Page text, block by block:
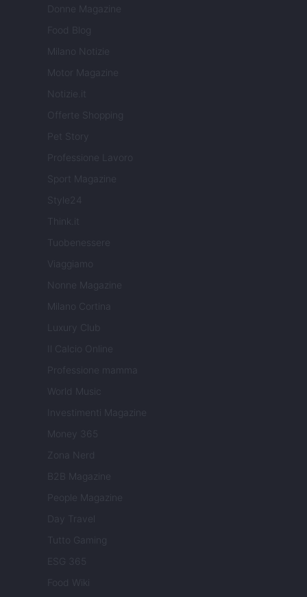
Donne Magazine
Food Blog
Milano Notizie
Motor Magazine
Notizie.it
Offerte Shopping
Professione Lavoro
Sport Magazine
Style24
Think.it
Tuobenessere
Viaggiamo
Nonne Magazine
Milano Cortina
Luxury Club
Il Calcio Online
Professione mamma
World Music
Investimenti Magazine
Money 365
Zona Nerd
B2B Magazine
People Magazine
Day Travel
Tutto Gaming
ESG 365
Food Wiki